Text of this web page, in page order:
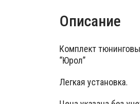
Описание
Комплект
“Юрол”
Легкая установка.